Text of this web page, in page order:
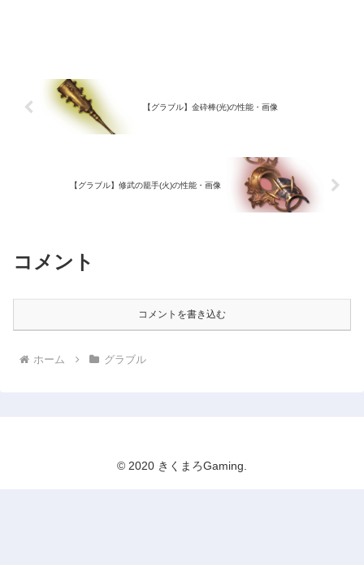
【グラブル】金砕棒(光)の性能・画像
【グラブル】修武の籠手(火)の性能・画像
コメント
コメントを書き込む
ホーム グラブル
© 2020 きくまろGaming.